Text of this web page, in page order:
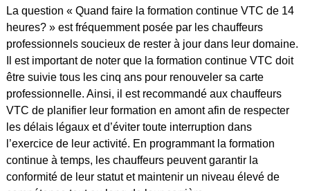
La question « Quand faire la formation continue VTC de 14
heures? » est fréquemment posée par les chauffeurs
professionnels soucieux de rester à jour dans leur domaine.
Il est important de noter que la formation continue VTC doit
être suivie tous les cinq ans pour renouveler sa carte
professionnelle. Ainsi, il est recommandé aux chauffeurs
VTC de planifier leur formation en amont afin de respecter
les délais légaux et d’éviter toute interruption dans
l’exercice de leur activité. En programmant la formation
continue à temps, les chauffeurs peuvent garantir la
conformité de leur statut et maintenir un niveau élevé de